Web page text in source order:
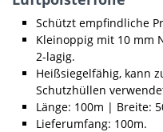
Schützt empfindliche
Kleinoppig mit 10 mm
2-lagig.
Heißsiegelfähig, kann
Schutzhüllen
Länge: 100m | Breite:
Lieferumfang: 100m.